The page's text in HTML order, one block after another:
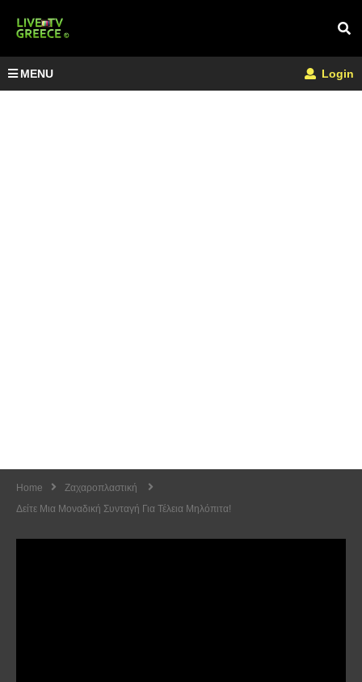
MENU Login
Home
Ζαχαροπλαστική
Δείτε Μια Μοναδική Συνταγή Για Τέλεια Μηλόπιτα!